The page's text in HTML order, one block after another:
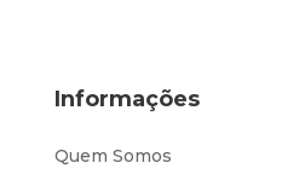
Informações
Quem Somos